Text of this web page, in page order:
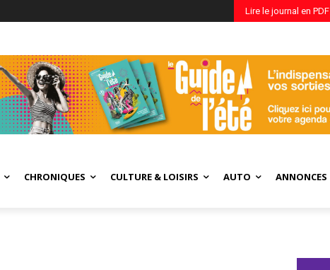
Lire le journal en PDF
CHRONIQUES CULTURE & LOISIRS AUTO ANNONCES